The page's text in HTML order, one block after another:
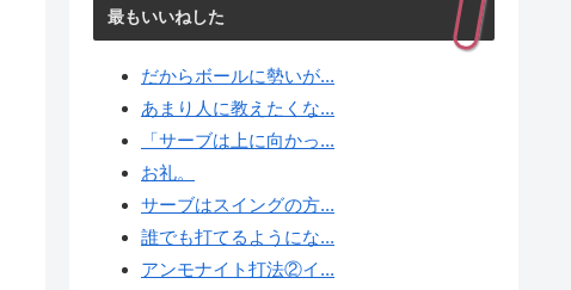
最もいいねした
だからボールに勢いが...
あまり人に教えたくな...
「サーブは上に向かっ...
お礼。
サーブはスイングの方...
誰でも打てるようにな...
アンモナイト打法②イ...